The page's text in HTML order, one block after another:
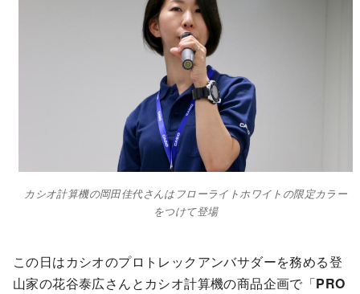
カシオ計算機の岡田佳代さんはフローライトホワイトの限定カラー
をつけて登場
この日はカシオのプロトレックアンバサダーを務める登
山家の花谷泰広さんとカシオ計算機の商品企画で「PRO